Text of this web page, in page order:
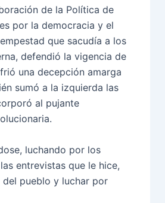
de la Política de
por la democracia y el
que sacudía a los
defendió la vigencia de
una decepción amarga
sumó a la izquierda las
al pujante
luchando por los
entrevistas que le hice,
pueblo y luchar por